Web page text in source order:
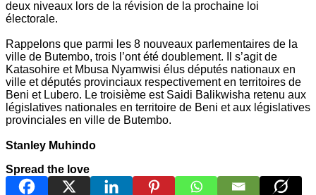
deux niveaux lors de la révision de la prochaine loi
électorale.
Rappelons que parmi les 8 nouveaux parlementaires de la
ville de Butembo, trois l’ont été doublement. Il s’agit de
Katasohire et Mbusa Nyamwisi élus députés nationaux en
ville et députés provinciaux respectivement en territoires de
Beni et Lubero. Le troisième est Saidi Balikwisha retenu aux
législatives nationales en territoire de Beni et aux législatives
provinciales en ville de Butembo.
Stanley Muhindo
Spread the love